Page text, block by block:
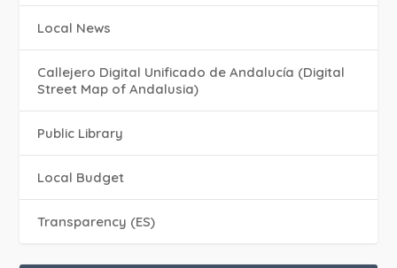
Local News
Callejero Digital Unificado de Andalucía (Digital
Street Map of Andalusia)
Public Library
Local Budget
Transparency (ES)